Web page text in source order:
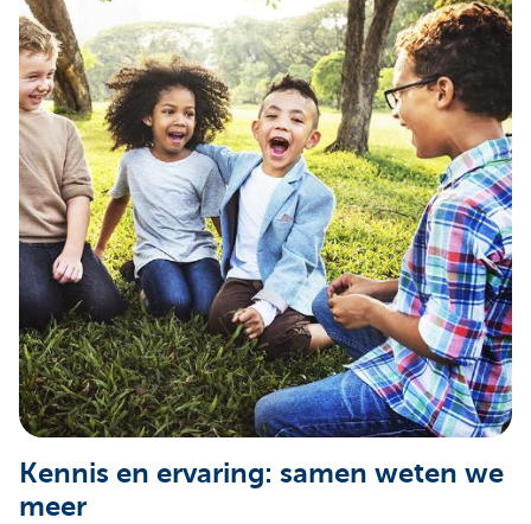
Kennis en ervaring: samen weten we
meer